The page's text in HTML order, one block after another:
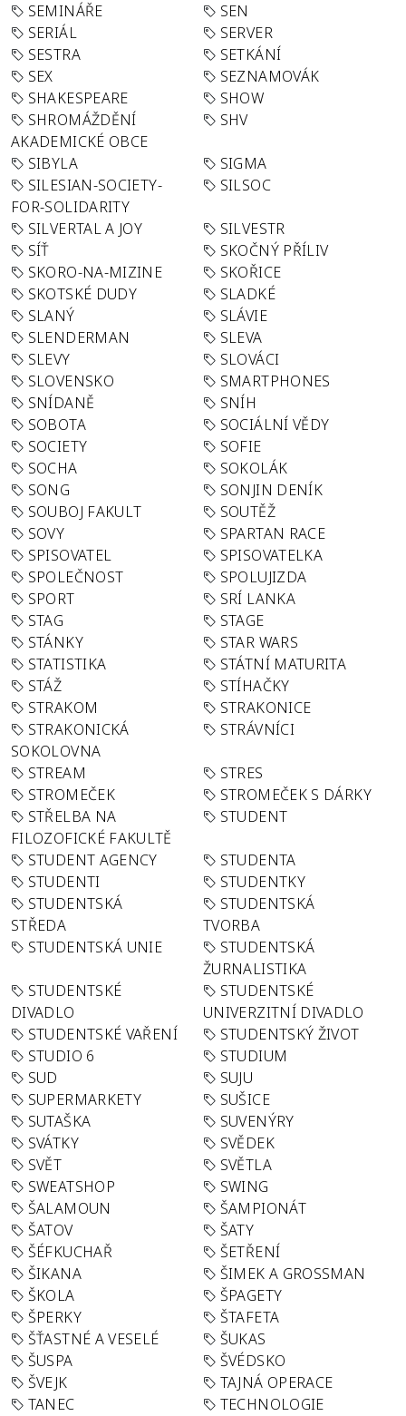
SEMINÁŘE
SEN
SERIÁL
SERVER
SESTRA
SETKÁNÍ
SEX
SEZNAMOVÁK
SHAKESPEARE
SHOW
SHROMÁŽDĚNÍ
AKADEMICKÉ OBCE
SHV
SIBYLA
SIGMA
SILESIAN-SOCIETY-
FOR-SOLIDARITY
SILSOC
SILVERTAL A JOY
SILVESTR
SÍŤ
SKOČNÝ PŘÍLIV
SKORO-NA-MIZINE
SKOŘICE
SKOTSKÉ DUDY
SLADKÉ
SLANÝ
SLÁVIE
SLENDERMAN
SLEVA
SLEVY
SLOVÁCI
SLOVENSKO
SMARTPHONES
SNÍDANĚ
SNÍH
SOBOTA
SOCIÁLNÍ VĚDY
SOCIETY
SOFIE
SOCHA
SOKOLÁK
SONG
SONJIN DENÍK
SOUBOJ FAKULT
SOUTĚŽ
SOVY
SPARTAN RACE
SPISOVATEL
SPISOVATELKA
SPOLEČNOST
SPOLUJIZDA
SPORT
SRÍ LANKA
STAG
STAGE
STÁNKY
STAR WARS
STATISTIKA
STÁTNÍ MATURITA
STÁŽ
STÍHAČKY
STRAKOM
STRAKONICE
STRAKONICKÁ
SOKOLOVNA
STRÁVNÍCI
STREAM
STRES
STROMEČEK
STROMEČEK S DÁRKY
STŘELBA NA
FILOZOFICKÉ FAKULTĚ
STUDENT
STUDENT AGENCY
STUDENTA
STUDENTI
STUDENTKY
STUDENTSKÁ
STŘEDA
STUDENTSKÁ
TVORBA
STUDENTSKÁ UNIE
STUDENTSKÁ
ŽURNALISTIKA
STUDENTSKÉ
DIVADLO
STUDENTSKÉ
UNIVERZITNÍ DIVADLO
STUDENTSKÉ VAŘENÍ
STUDENTSKÝ ŽIVOT
STUDIO 6
STUDIUM
SUD
SUJU
SUPERMARKETY
SUŠICE
SUTAŠKA
SUVENÝRY
SVÁTKY
SVĚDEK
SVĚT
SVĚTLA
SWEATSHOP
SWING
ŠALAMOUN
ŠAMPIONÁT
ŠATOV
ŠATY
ŠÉFKUCHAŘ
ŠETŘENÍ
ŠIKANA
ŠIMEK A GROSSMAN
ŠKOLA
ŠPAGETY
ŠPERKY
ŠTAFETA
ŠŤASTNÉ A VESELÉ
ŠUKAS
ŠUSPA
ŠVÉDSKO
ŠVEJK
TAJNÁ OPERACE
TANEC
TECHNOLOGIE